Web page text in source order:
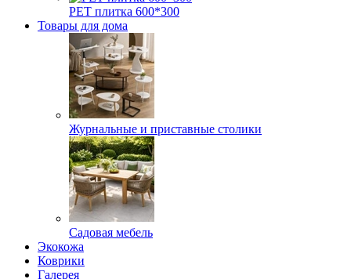
РЕТ плитка 600*300
Товары для дома
Журнальные и приставные столики
Садовая мебель
Экокожа
Коврики
Галерея